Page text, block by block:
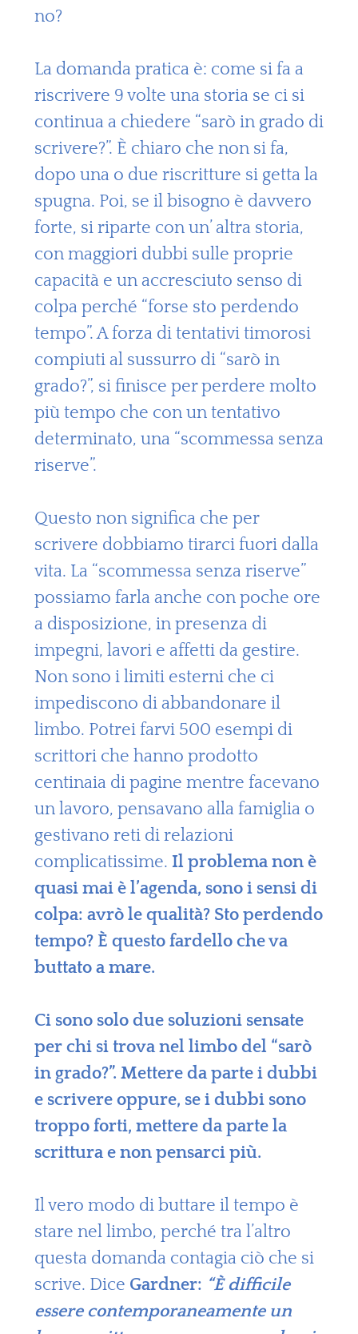
no?
La domanda pratica è: come si fa a
riscrivere 9 volte una storia se ci si
continua a chiedere “sarò in grado di
scrivere?”. È chiaro che non si fa,
dopo una o due riscritture si getta la
spugna. Poi, se il bisogno è davvero
forte, si riparte con un’ altra storia,
con maggiori dubbi sulle proprie
capacità e un accresciuto senso di
colpa perché “forse sto perdendo
tempo”. A forza di tentativi timorosi
compiuti al sussurro di “sarò in
grado?”, si finisce per perdere molto
più tempo che con un tentativo
determinato, una “scommessa senza
riserve”.
Questo non significa che per
scrivere dobbiamo tirarci fuori dalla
vita. La “scommessa senza riserve”
possiamo farla anche con poche ore
a disposizione, in presenza di
impegni, lavori e affetti da gestire.
Non sono i limiti esterni che ci
impediscono di abbandonare il
limbo. Potrei farvi 500 esempi di
scrittori che hanno prodotto
centinaia di pagine mentre facevano
un lavoro, pensavano alla famiglia o
gestivano reti di relazioni
complicatissime. Il problema non è
quasi mai è l’agenda, sono i sensi di
colpa: avrò le qualità? Sto perdendo
tempo? È questo fardello che va
buttato a mare.
Ci sono solo due soluzioni sensate
per chi si trova nel limbo del “sarò
in grado?”. Mettere da parte i dubbi
e scrivere oppure, se i dubbi sono
troppo forti, mettere da parte la
scrittura e non pensarci più.
Il vero modo di buttare il tempo è
stare nel limbo, perché tra l’altro
questa domanda contagia ciò che si
scrive. Dice Gardner: “È difficile
essere contemporaneamente un